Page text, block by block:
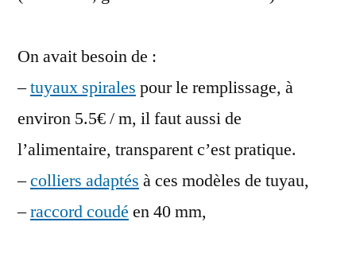
On avait besoin de :
–tuyaux spirales pour le remplissage, à
environ 5.5€ / m, il faut aussi de
l’alimentaire, transparent c’est pratique.
–colliers adaptés à ces modèles de tuyau,
–raccord coudé en 40 mm,